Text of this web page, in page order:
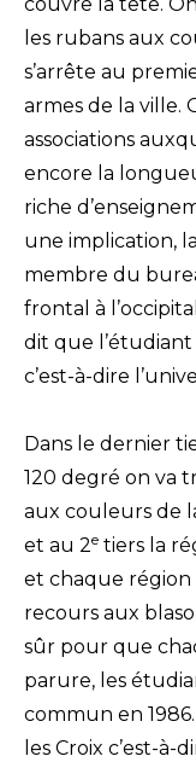
couvre la tête.
les rubans aux
s’arrête au
armes de la ville.
associations
encore la
riche
une implication,
membre du
frontal à
dit que l’étudiant
c’est-à-dire
Dans le dernier
120 degré on va
aux couleurs de
et au 2e tiers la
et chaque région
recours aux
sûr pour que
parure, les
commun en
les Croix c’est-à-